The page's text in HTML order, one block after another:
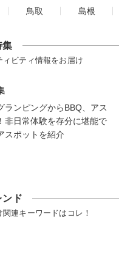
鳥取 島根
集
ビティ情報をお届け
ランピングからBBQ、アス
非日常体験を存分に堪能で
スポットを紹介
ンド
連キーワードはコレ！